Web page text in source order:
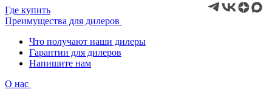
Где купить
Преимущества для дилеров
Что получают наши дилеры
Гарантии для дилеров
Напишите нам
О нас